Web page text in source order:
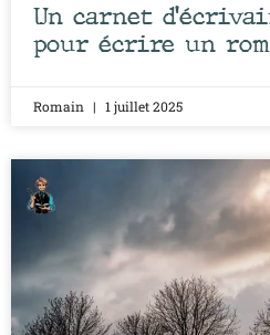
Un carnet
pour écrire un
Romain 1 juillet 2025